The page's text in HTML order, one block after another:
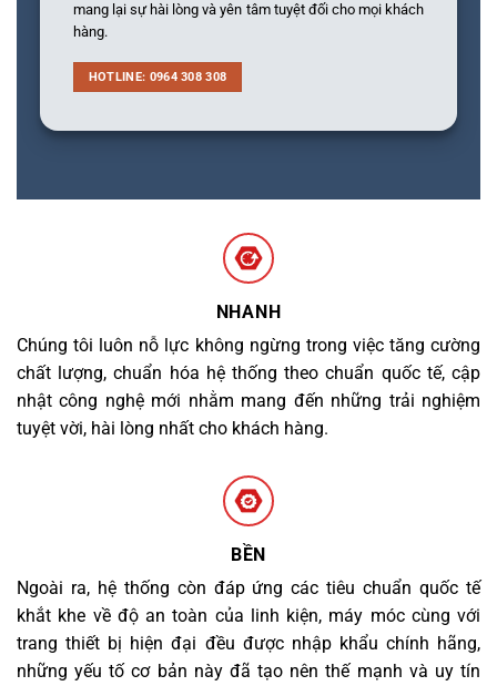
mang lại sự hài lòng và yên tâm tuyệt đối cho mọi khách
hàng.
HOTLINE: 0964 308 308
NHANH
Chúng tôi luôn nỗ lực không ngừng trong việc tăng cường
chất lượng, chuẩn hóa hệ thống theo chuẩn quốc tế, cập
nhật công nghệ mới nhằm mang đến những trải nghiệm
tuyệt vời, hài lòng nhất cho khách hàng.
BỀN
Ngoài ra, hệ thống còn đáp ứng các tiêu chuẩn quốc tế
khắt khe về độ an toàn của linh kiện, máy móc cùng với
trang thiết bị hiện đại đều được nhập khẩu chính hãng,
những yếu tố cơ bản này đã tạo nên thế mạnh và uy tín